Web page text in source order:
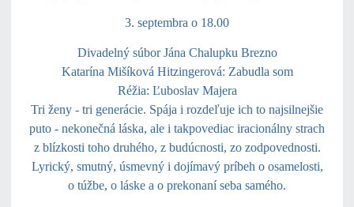
3. septembra o 18.00
Divadelný súbor Jána Chalupku Brezno
Katarína Mišíková Hitzingerová: Zabudla som
Réžia: Ľuboslav Majera
Tri ženy - tri generácie. Spája i rozdeľuje ich to najsilnejšie
puto - nekonečná láska, ale i takpovediac iracionálny strach
z blízkosti toho druhého, z budúcnosti, zo zodpovednosti.
Lyrický, smutný, úsmevný i dojímavý príbeh o osamelosti,
o túžbe, o láske a o prekonaní seba samého.